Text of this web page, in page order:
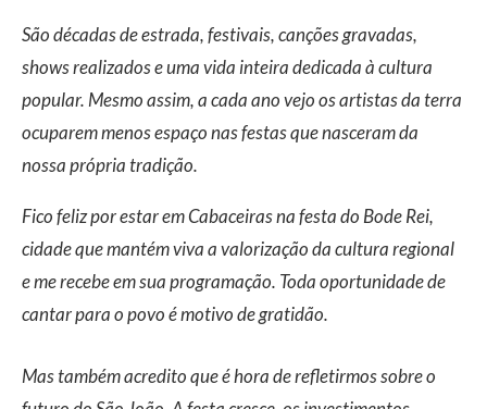
São décadas de estrada, festivais, canções gravadas,
shows realizados e uma vida inteira dedicada à cultura
popular. Mesmo assim, a cada ano vejo os artistas da terra
ocuparem menos espaço nas festas que nasceram da
nossa própria tradição.
Fico feliz por estar em Cabaceiras na festa do Bode Rei,
cidade que mantém viva a valorização da cultura regional
e me recebe em sua programação. Toda oportunidade de
cantar para o povo é motivo de gratidão.
Mas também acredito que é hora de refletirmos sobre o